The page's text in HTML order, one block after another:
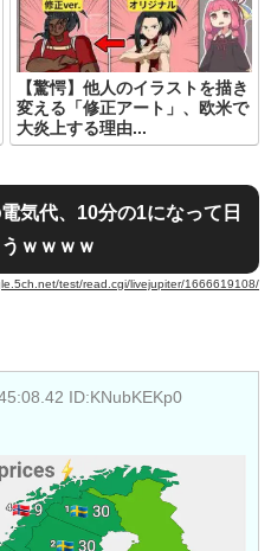
【驚愕】他人のイラストを描き
変える「修正アート」、欧米で
大炎上する理由...
気代、10分の1になって日
ｗｗｗｗ
test/read.cgi/livejupiter/1666619108/
ID:KNubKEKp0